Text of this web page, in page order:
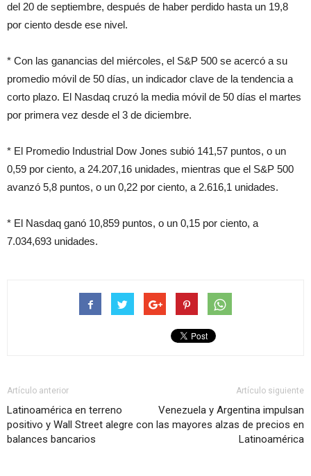
del 20 de septiembre, después de haber perdido hasta un 19,8
por ciento desde ese nivel.
* Con las ganancias del miércoles, el S&P 500 se acercó a su
promedio móvil de 50 días, un indicador clave de la tendencia a
corto plazo. El Nasdaq cruzó la media móvil de 50 días el martes
por primera vez desde el 3 de diciembre.
* El Promedio Industrial Dow Jones subió 141,57 puntos, o un
0,59 por ciento, a 24.207,16 unidades, mientras que el S&P 500
avanzó 5,8 puntos, o un 0,22 por ciento, a 2.616,1 unidades.
* El Nasdaq ganó 10,859 puntos, o un 0,15 por ciento, a
7.034,693 unidades.
Artículo anterior
Latinoamérica en terreno
positivo y Wall Street alegre con
balances bancarios
Artículo siguiente
Venezuela y Argentina impulsan
las mayores alzas de precios en
Latinoamérica